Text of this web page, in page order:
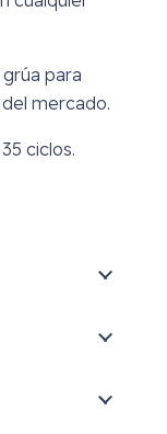
para
mercado.
ciclos.